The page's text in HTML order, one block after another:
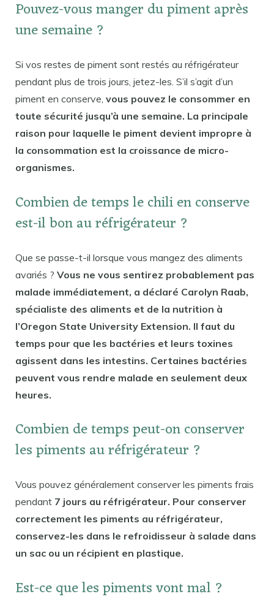
Pouvez-vous manger du piment après
une semaine ?
Si vos restes de piment sont restés au réfrigérateur
pendant plus de trois jours, jetez-les. S’il s’agit d’un
piment en conserve, vous pouvez le consommer en
toute sécurité jusqu’à une semaine. La principale
raison pour laquelle le piment devient impropre à
la consommation est la croissance de micro-
organismes.
Combien de temps le chili en conserve
est-il bon au réfrigérateur ?
Que se passe-t-il lorsque vous mangez des aliments
avariés ? Vous ne vous sentirez probablement pas
malade immédiatement, a déclaré Carolyn Raab,
spécialiste des aliments et de la nutrition à
l’Oregon State University Extension. Il faut du
temps pour que les bactéries et leurs toxines
agissent dans les intestins. Certaines bactéries
peuvent vous rendre malade en seulement deux
heures.
Combien de temps peut-on conserver
les piments au réfrigérateur ?
Vous pouvez généralement conserver les piments frais
pendant 7 jours au réfrigérateur. Pour conserver
correctement les piments au réfrigérateur,
conservez-les dans le refroidisseur à salade dans
un sac ou un récipient en plastique.
Est-ce que les piments vont mal ?